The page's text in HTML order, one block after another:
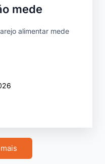
mede
alimentar mede